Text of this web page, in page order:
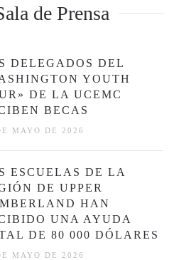
de Prensa
DELEGADOS DEL
YOUTH
DE LA UCEMC
BECAS
MAYO DE 2026
ESCUELAS DE LA
DE UPPER
HAN
UNA AYUDA
DE 80 000 DÓLARES
MAYO DE 2026